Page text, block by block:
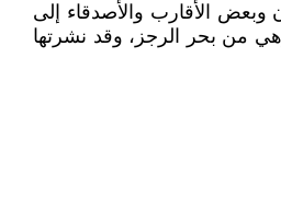
الأقارب والأصدقاء إلى
بنفسه لبعض الوقت وهو يتأمّل الشلالات، ثم عاد ليقرأ لنا قصيدته وتحتفظ ذاكرتي ﺑ 7 أبيات منها وهي من بحر الرجز، وقد نشرتها